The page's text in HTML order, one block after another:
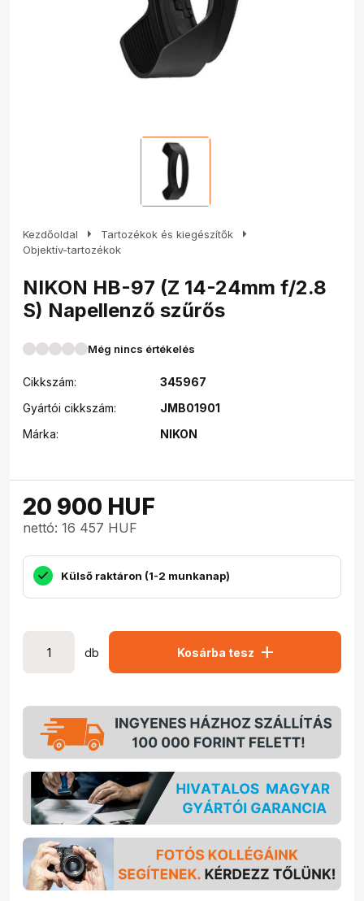
Kezdőoldal arrow_right Tartozékok és kiegészítők arrow_right
Objektív-tartozékok
NIKON HB-97 (Z 14-24mm f/2.8
S) Napellenző szűrős
Még nincs értékelés
Cikkszám:
345967
Gyártói cikkszám:
JMB01901
Márka:
NIKON
20 900 HUF
nettó: 16 457 HUF
Külső raktáron (1-2 munkanap)
db Kosárba tesz add